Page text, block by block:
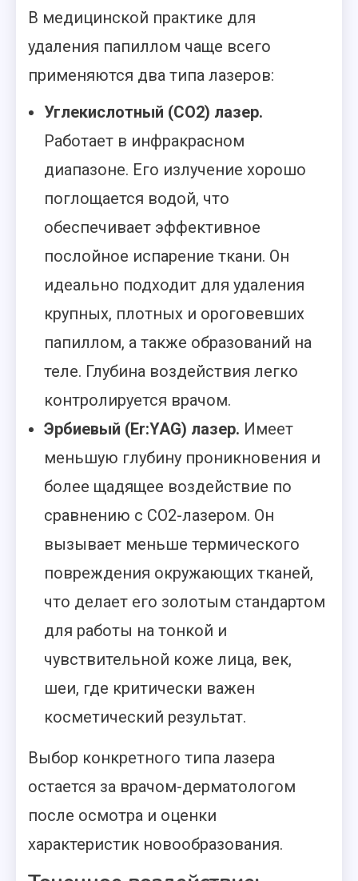
В медицинской практике для
удаления папиллом чаще всего
применяются два типа лазеров:
Углекислотный (CO2) лазер.
Работает в инфракрасном
диапазоне. Его излучение хорошо
поглощается водой, что
обеспечивает эффективное
послойное испарение ткани. Он
идеально подходит для удаления
крупных, плотных и ороговевших
папиллом, а также образований на
теле. Глубина воздействия легко
контролируется врачом.
Эрбиевый (Er:YAG) лазер. Имеет
меньшую глубину проникновения и
более щадящее воздействие по
сравнению с CO2-лазером. Он
вызывает меньше термического
повреждения окружающих тканей,
что делает его золотым стандартом
для работы на тонкой и
чувствительной коже лица, век,
шеи, где критически важен
косметический результат.
Выбор конкретного типа лазера
остается за врачом-дерматологом
после осмотра и оценки
характеристик новообразования.